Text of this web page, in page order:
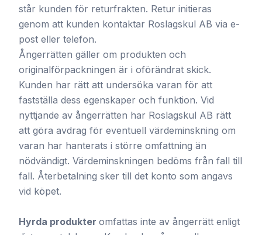
står kunden för returfrakten. Retur initieras
genom att kunden kontaktar Roslagskul AB via e-
post eller telefon.
Ångerrätten gäller om produkten och
originalförpackningen är i oförändrat skick.
Kunden har rätt att undersöka varan för att
fastställa dess egenskaper och funktion. Vid
nyttjande av ångerrätten har Roslagskul AB rätt
att göra avdrag för eventuell värdeminskning om
varan har hanterats i större omfattning än
nödvändigt. Värdeminskningen bedöms från fall till
fall. Återbetalning sker till det konto som angavs
vid köpet.
Hyrda produkter omfattas inte av ångerrätt enligt